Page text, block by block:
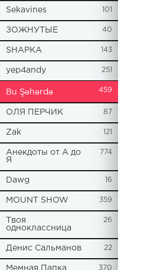
Sekavines 101
ЗОЖНУТЫЕ 40
SHAPKA 143
yep4andy 251
Bu Şəhərdə 459
ОЛЯ ПЕРЧИК 87
Zak 121
Анекдоты от А до
Я
774
Dawg 16
MOUNT SHOW 359
Твоя
одноклассница
26
Денис Сальманов 22
Мемная Папка 370